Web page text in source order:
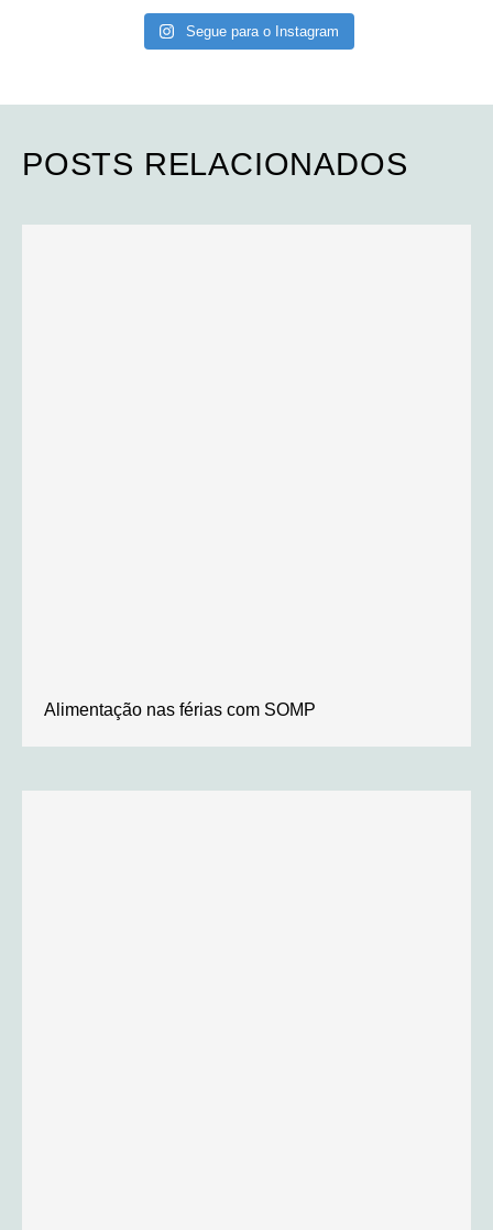
Segue para o Instagram
POSTS RELACIONADOS
Alimentação nas férias com SOMP